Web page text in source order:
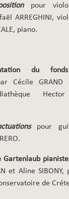
pour
ARREGHINI,
piano.
du
Cécile GRAND
pour
Gartenlaub pianiste
et Aline SIBONY,
de